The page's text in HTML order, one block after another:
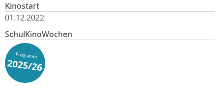
Kinostart
01.12.2022
SchulKinoWochen